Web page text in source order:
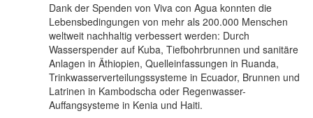
Dank der Spenden von Viva con Agua konnten die
Lebensbedingungen von mehr als 200.000 Menschen
weltweit nachhaltig verbessert werden: Durch
Wasserspender auf Kuba, Tiefbohrbrunnen und sanitäre
Anlagen in Äthiopien, Quelleinfassungen in Ruanda,
Trinkwasserverteilungssysteme in Ecuador, Brunnen und
Latrinen in Kambodscha oder Regenwasser-
Auffangsysteme in Kenia und Haiti.